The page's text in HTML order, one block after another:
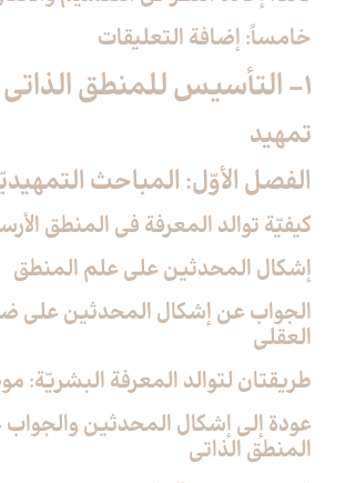
خامساً: إضافة التعليقات
1- التأسيس للمنطق الذاتي (53- 262)
تمهيد
الفصل الأوّل: المباحث
كيفيّة توالد المعرفة في المنطق
إشكال المحدثين على علم المنطق
الجواب عن إشكال المحدثين على
العقلي
طريقتان لتوالد المعرفة البشريّة:
عودة إلى إشكال المحدثين
المنطق الذاتي